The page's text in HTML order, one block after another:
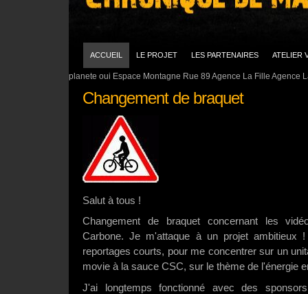
planete oui Espace Montagne Rue 89 Agence La Fille Agence
ACCUEIL LE PROJET LES PARTENAIRES ATELIER
Changement de braquet
Salut à tous !
Changement de braquet concernant les
Carbone. Je m'attaque à un projet ambitieux
reportages courts, pour me concentrer sur un
movie à la sauce CSC, sur le thème de l'énergie
J'ai longtemps fonctionné avec des